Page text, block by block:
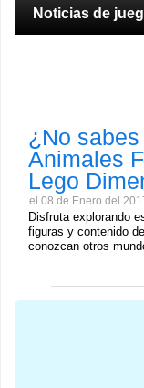
Noticias de
¿No
Animales
Lego
el 08 de Enero del
Disfruta explorando
figuras y contenido
conozcan otros